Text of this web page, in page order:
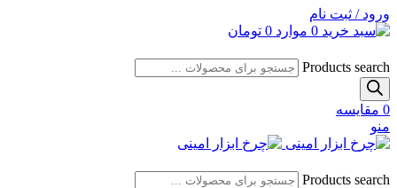
ورود / ثبت نام
0 موارد 0 تومان
Products search
0 مقایسه
منو
Products search